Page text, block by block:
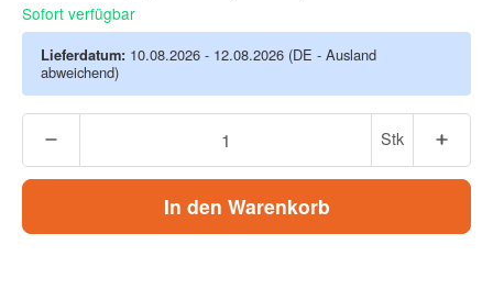
Sofort verfügbar
Lieferdatum: 10.08.2026 - 12.08.2026 (DE - Ausland
abweichend)
Stk
In den Warenkorb